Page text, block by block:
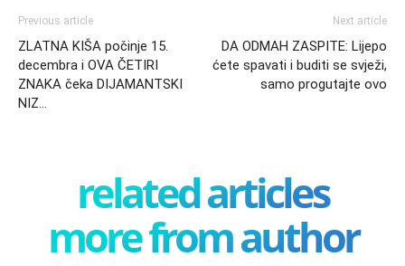
Previous article
ZLATNA KIŠA počinje 15.
decembra i OVA ČETIRI
ZNAKA čeka DIJAMANTSKI
NIZ…
Next article
DA ODMAH ZASPITE: Lijepo
ćete spavati i buditi se svježi,
samo progutajte ovo
related articles
more from author